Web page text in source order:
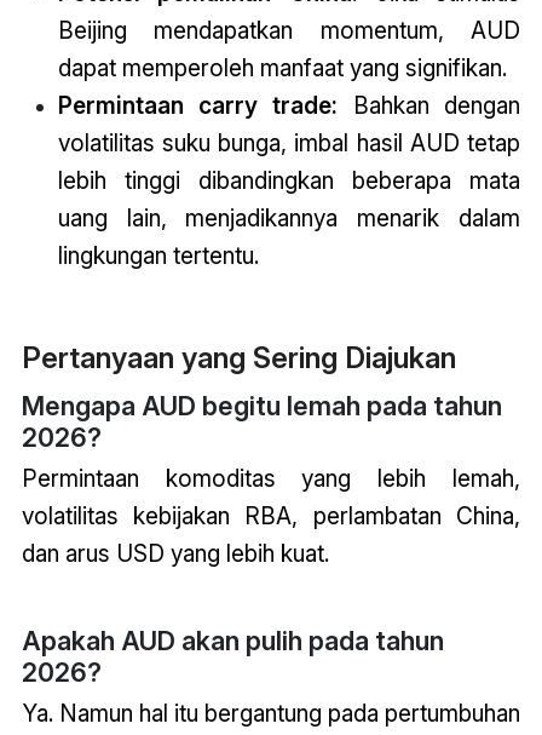
Beijing mendapatkan momentum, AUD
dapat memperoleh manfaat yang signifikan.
Permintaan carry trade: Bahkan dengan
volatilitas suku bunga, imbal hasil AUD tetap
lebih tinggi dibandingkan beberapa mata
uang lain, menjadikannya menarik dalam
lingkungan tertentu.
Pertanyaan yang Sering Diajukan
Mengapa AUD begitu lemah pada tahun
2026?
Permintaan komoditas yang lebih lemah,
volatilitas kebijakan RBA, perlambatan China,
dan arus USD yang lebih kuat.
Apakah AUD akan pulih pada tahun
2026?
Ya. Namun hal itu bergantung pada pertumbuhan